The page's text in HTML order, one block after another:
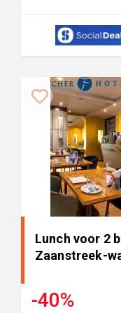
Lunch voor 2
Zaanstreek-
-40%